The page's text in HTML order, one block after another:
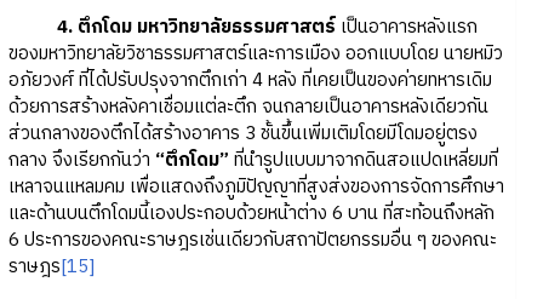
4. ตึกโดม มหาวิทยาลัยธรรมศาสตร์เป็นอาคารหลังแรก
ของมหาวิทยาลัยวิชาธรรมศาสตร์และการเมือง ออกแบบโดย นายหมิว
อภัยวงศ์ ที่ได้ปรับปรุงจากตึกเก่า 4 หลัง ที่เคยเป็นของค่ายทหารเดิม
ด้วยการสร้างหลังคาเชื่อมแต่ละตึก จนกลายเป็นอาคารหลังเดียวกัน
ส่วนกลางของตึกได้สร้างอาคาร 3 ชั้นขึ้นเพิ่มเติมโดยมีโดมอยู่ตรง
กลาง จึงเรียกกันว่า “ตึกโดม” ที่นำรูปแบบมาจากดินสอแปดเหลี่ยมที่
เหลาจนแหลมคม เพื่อแสดงถึงภูมิปัญญาที่สูงส่งของการจัดการศึกษา
และด้านบนตึกโดมนี้เองประกอบด้วยหน้าต่าง 6 บาน ที่สะท้อนถึงหลัก
6 ประการของคณะราษฎรเช่นเดียวกับสถาปัตยกรรมอื่น ๆ ของคณะ
ราษฎร[15]